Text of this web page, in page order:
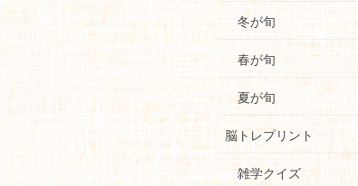
冬が旬
春が旬
夏が旬
脳トレプリント
雑学クイズ